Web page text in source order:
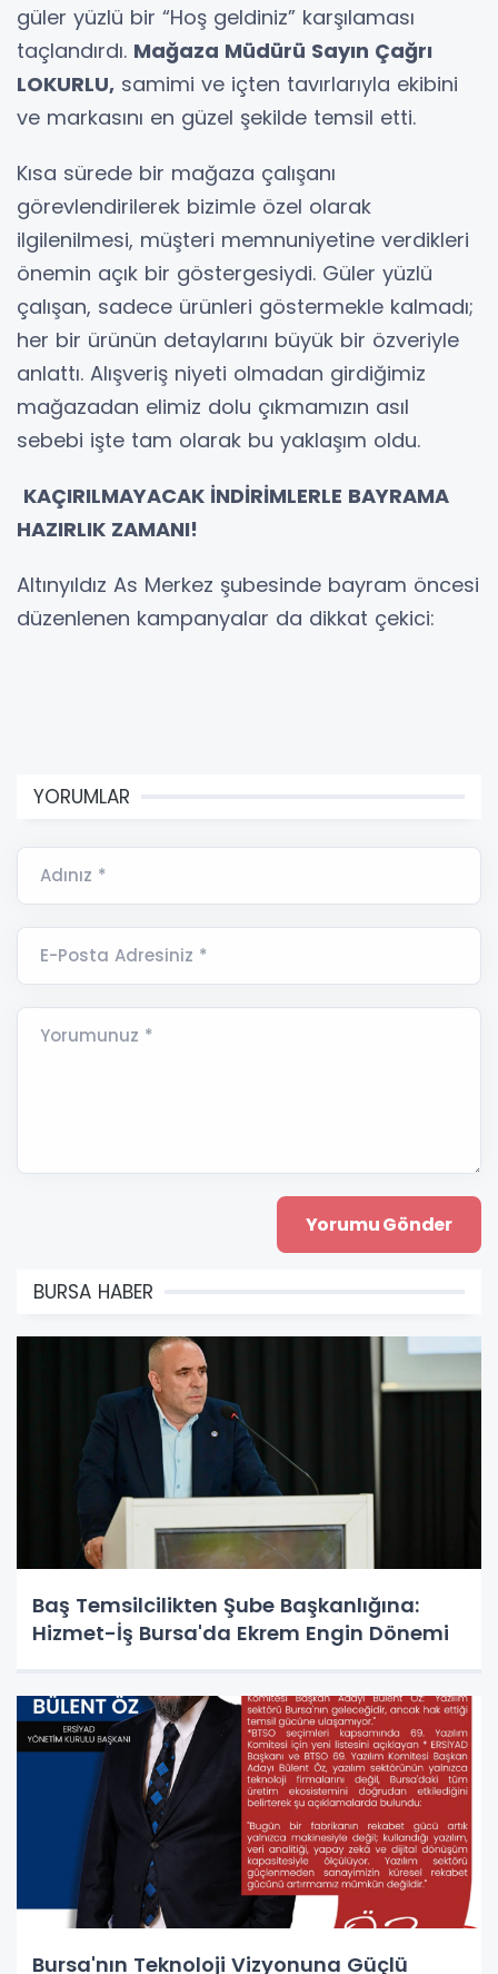
güler yüzlü bir “Hoş geldiniz” karşılaması
taçlandırdı. Mağaza Müdürü Sayın Çağrı
LOKURLU, samimi ve içten tavırlarıyla ekibini
ve markasını en güzel şekilde temsil etti.
Kısa sürede bir mağaza çalışanı
görevlendirilerek bizimle özel olarak
ilgilenilmesi, müşteri memnuniyetine verdikleri
önemin açık bir göstergesiydi. Güler yüzlü
çalışan, sadece ürünleri göstermekle kalmadı;
her bir ürünün detaylarını büyük bir özveriyle
anlattı. Alışveriş niyeti olmadan girdiğimiz
mağazadan elimiz dolu çıkmamızın asıl
sebebi işte tam olarak bu yaklaşım oldu.
KAÇIRILMAYACAK İNDİRİMLERLE BAYRAMA
HAZIRLIK ZAMANI!
Altınyıldız As Merkez şubesinde bayram öncesi
düzenlenen kampanyalar da dikkat çekici:
YORUMLAR
Adınız *
E-Posta Adresiniz *
Yorumunuz *
BURSA HABER
Baş Temsilcilikten Şube Başkanlığına:
Hizmet-İş Bursa'da Ekrem Engin Dönemi
Bursa'nın Teknoloji Vizyonuna Güçlü